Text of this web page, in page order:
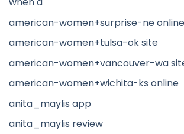
american-women+surprise-ne online
american-women+tulsa-ok site
american-women+vancouver-wa
american-women+wichita-ks online
anita_maylis app
anita_maylis review